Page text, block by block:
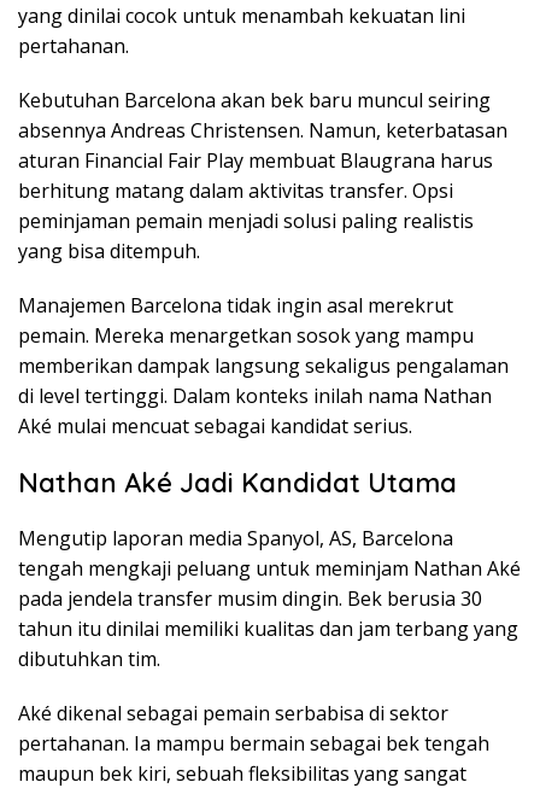
yang dinilai cocok untuk menambah kekuatan lini
pertahanan.
Kebutuhan Barcelona akan bek baru muncul seiring
absennya Andreas Christensen. Namun, keterbatasan
aturan Financial Fair Play membuat Blaugrana harus
berhitung matang dalam aktivitas transfer. Opsi
peminjaman pemain menjadi solusi paling realistis
yang bisa ditempuh.
Manajemen Barcelona tidak ingin asal merekrut
pemain. Mereka menargetkan sosok yang mampu
memberikan dampak langsung sekaligus pengalaman
di level tertinggi. Dalam konteks inilah nama Nathan
Aké mulai mencuat sebagai kandidat serius.
Nathan Aké Jadi Kandidat Utama
Mengutip laporan media Spanyol, AS, Barcelona
tengah mengkaji peluang untuk meminjam Nathan Aké
pada jendela transfer musim dingin. Bek berusia 30
tahun itu dinilai memiliki kualitas dan jam terbang yang
dibutuhkan tim.
Aké dikenal sebagai pemain serbabisa di sektor
pertahanan. Ia mampu bermain sebagai bek tengah
maupun bek kiri, sebuah fleksibilitas yang sangat